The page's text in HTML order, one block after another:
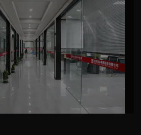
"ISO-9001", производство
улучшения темпов разработки
для того же ведущего уровня в
Однофазный
асинхронный двигатель
, компания имеет
оборудование для
гарантировать качество